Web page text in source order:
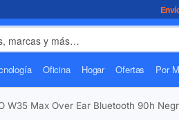
Oficina Hogar Ofertas Por
W35 Max Over Ear Bluetooth 90h